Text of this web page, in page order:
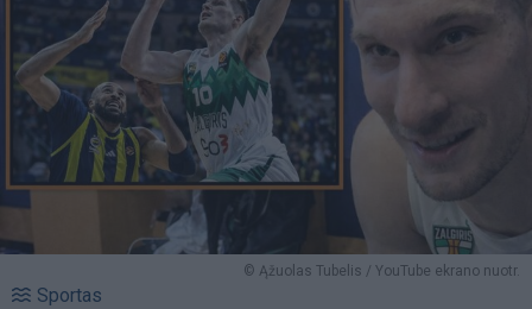
© Ąžuolas Tubelis / YouTube ekrano nuotr.
Sportas